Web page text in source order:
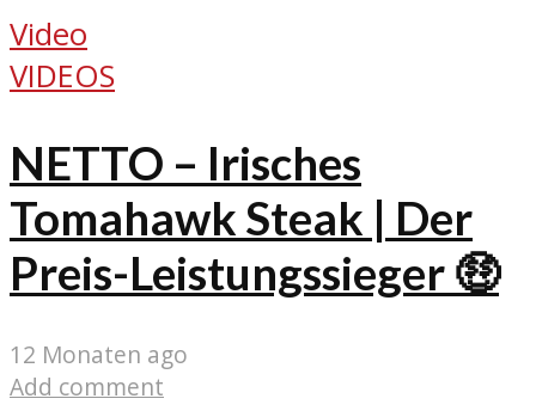
Video
VIDEOS
NETTO – Irisches
Tomahawk Steak | Der
Preis-Leistungssieger 🤑
12 Monaten ago
Add comment